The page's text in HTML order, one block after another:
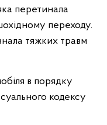
перетинала
переходу.
тяжких травм
в порядку
кодексу